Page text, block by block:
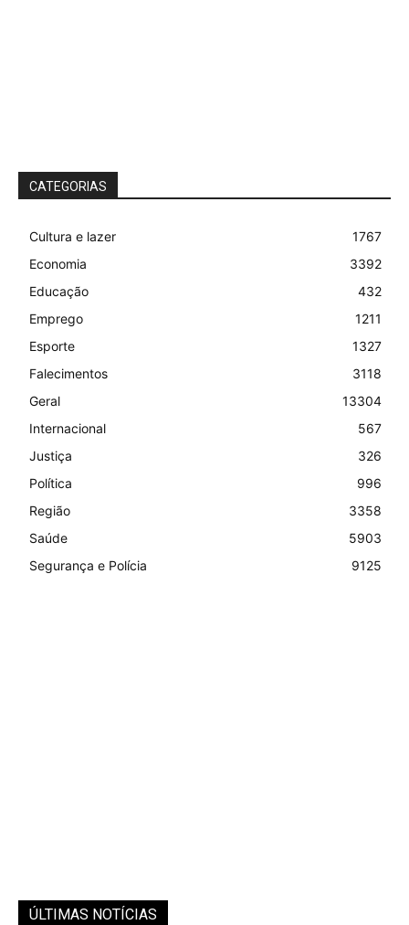
CATEGORIAS
Cultura e lazer
1767
Economia
3392
Educação
432
Emprego
1211
Esporte
1327
Falecimentos
3118
Geral
13304
Internacional
567
Justiça
326
Política
996
Região
3358
Saúde
5903
Segurança e Polícia
9125
ÚLTIMAS NOTÍCIAS